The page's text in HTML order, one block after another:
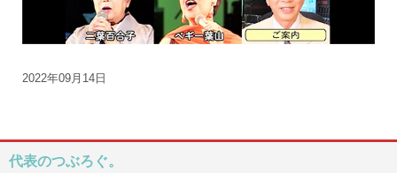
2022年09月14日
代表のつぶろぐ。